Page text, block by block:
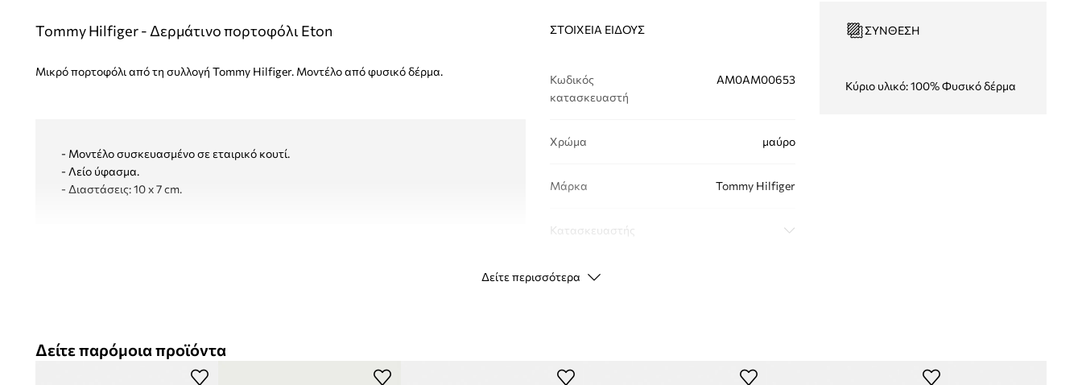
Tommy Hilfiger - Δερμάτινο πορτοφόλι Eton
Μικρό πορτοφόλι από τη συλλογή Tommy Hilfiger. Μοντέλο από φυσικό δέρμα.
- Μοντέλο συσκευασμένο σε εταιρικό κουτί.
- Λείο ύφασμα.
- Διαστάσεις: 10 x 7 cm.
ΣΤΟΙΧΕΊΑ ΕΊΔΟΥΣ
Κωδικός
κατασκευαστή
AM0AM00653
Χρώμα μαύρο
Μάρκα Tommy Hilfiger
Κατασκευαστής
ID προϊόντος
ΣΎΝΘΕΣΗ
Κύριο υλικό: 100% Φυσικό δέρμα
Δείτε περισσότερα
Δείτε παρόμοια προϊόντα